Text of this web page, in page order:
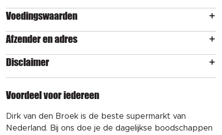
Voedingswaarden
Afzender en adres
Disclaimer
Voordeel voor iedereen
Dirk van den Broek is de beste supermarkt van
Nederland. Bij ons doe je de dagelijkse boodschappen